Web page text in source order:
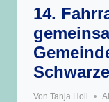
14.
Von Tanja Holl